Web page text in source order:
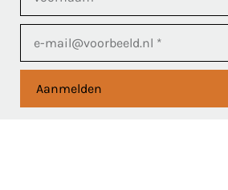
Aanmelden